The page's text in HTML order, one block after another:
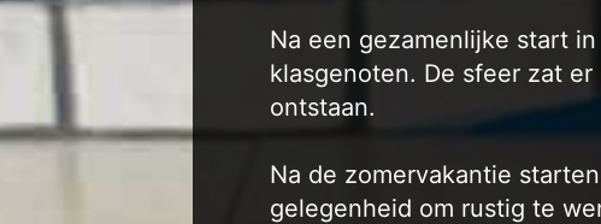
Na een gezamenlijke start
klasgenoten. De sfeer zat
ontstaan.
Na de zomervakantie
gelegenheid om rustig te